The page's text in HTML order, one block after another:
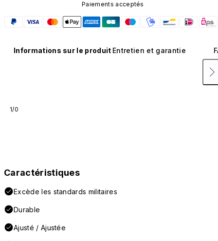
Paiements acceptés
Informations sur le produit Entretien et garantie
1/0
Caractéristiques
Excède les standards militaires
Durable
Ajusté / Ajustée